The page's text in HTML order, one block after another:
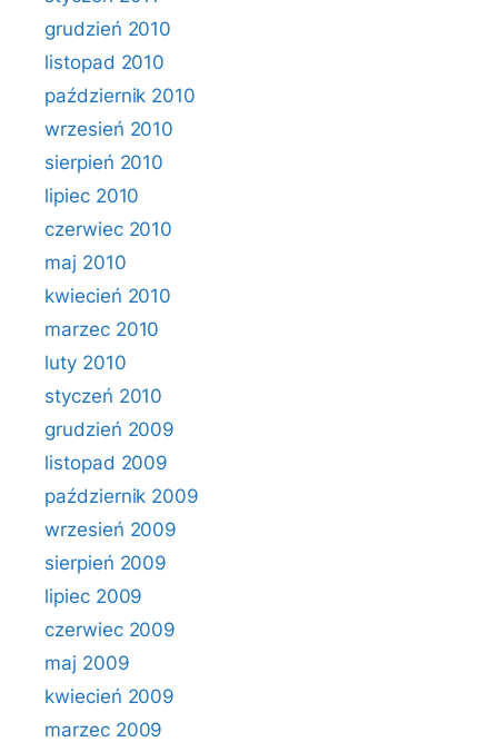
grudzień 2010
listopad 2010
październik 2010
wrzesień 2010
sierpień 2010
lipiec 2010
czerwiec 2010
maj 2010
kwiecień 2010
marzec 2010
luty 2010
styczeń 2010
grudzień 2009
listopad 2009
październik 2009
wrzesień 2009
sierpień 2009
lipiec 2009
czerwiec 2009
maj 2009
kwiecień 2009
marzec 2009